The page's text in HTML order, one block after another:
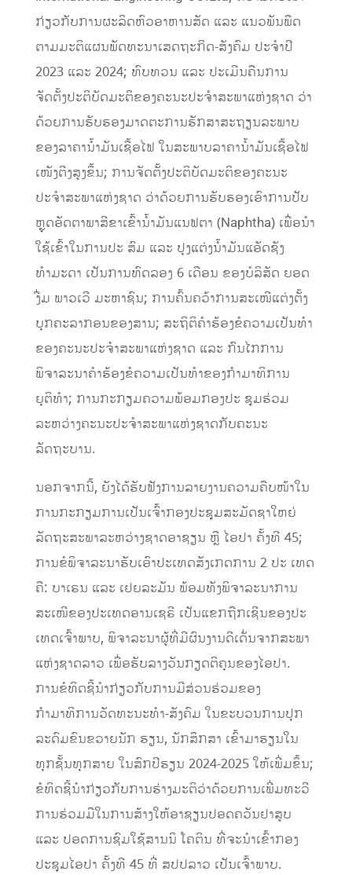
ກ່ຽວກັບການຜະລິດຫົວອາຫານສັດ ແລະ ແນວພັນພືດ
ຕາມມະຕິແຜນພັດທະນາເສດຖະກິດ-ສັງຄົມ ປະຈຳປີ
2023 ແລະ 2024; ທົບທວນ ແລະ ປະເມີນຄືນການ
ຈັດຕັ້ງປະຕິບັດມະຕິຂອງຄະນະປະຈຳສະພາແຫ່ງຊາດ ວ່າ
ດ້ວຍການຮັບຮອງມາດຕະການຮັກສາສະຖຽນລະພາບ
ຂອງລາຄານ້ຳມັນເຊື້ອໄຟ ໃນສະພາບລາຄານ້ຳມັນເຊື້ອໄຟ
ເໜັງຕີງສູງຂຶ້ນ; ການຈັດຕັ້ງປະຕິບັດມະຕິຂອງຄະນະ
ປະຈຳສະພາແຫ່ງຊາດ ວ່າດ້ວຍການຮັບຮອງເອົາການປັບ
ຫຼຸດອັດຕາພາສີຂາເຂົ້ານ້ຳມັນແນຟຕາ (Naphtha) ເພື່ອນຳ
ໃຊ້ເຂົ້າໃນການປະ ສົມ ແລະ ປຸງແຕ່ງນ້ຳມັນແອັດຊັງ
ທຳມະດາ ເປັນການທົດລອງ 6 ເດືອນ ຂອງບໍລິສັດ ຍອດ
ງື່ມ ພາວເວີ ມະຫາຊົນ; ການຄົ້ນຄວ້າການສະເໜີແຕ່ງຕັ້ງ
ບຸກຄະລາກອນຂອງສານ; ສະຖິຕິຄຳຮ້ອງຂໍຄວາມເປັນທຳ
ຂອງຄະນະປະຈຳສະພາແຫ່ງຊາດ ແລະ ກົນໄກການ
ພິຈາລະນາຄຳຮ້ອງຂໍຄວາມເປັນທຳຂອງກຳມາທິການ
ຍຸຕິທຳ; ການກະກຽມຄວາມພ້ອມກອງປະ ຊຸມຮ່ວມ
ລະຫວ່າງຄະນະປະຈຳສະພາແຫ່ງຊາດກັບຄະນະ
ລັດຖະບານ.
ນອກຈາກນີ້, ຍັງໄດ້ຮັບຟັງການລາຍງານຄວາມຄືບໜ້າໃນ
ການກະກຽມການເປັນເຈົ້າກອງປະຊຸມສະມັດຊາໃຫຍ່
ລັດຖະສະພາລະຫວ່າງຊາດອາຊຽນ ຫຼື ໄອປາ ຄັ້ງທີ 45;
ການຂໍພິຈາລະນາຮັບເອົາປະເທດສັງເກດການ 2 ປະ ເທດ
ຄື: ບາເຣນ ແລະ ເຢຍລະມັນ ພ້ອມທັງພິຈາລະນາການ
ສະເໜີຂອງປະເທດອານເຊຣີ ເປັນແຂກຖືກເຊີນຂອງປະ
ເທດເຈົ້າພາບ, ພິຈາລະນາຜູ້ທີ່ມີຜົນງານດີເດັ່ນຈາກສະພາ
ແຫ່ງຊາດລາວ ເພື່ອຮັບລາງວັນກຽດຕິຄຸນຂອງໄອປາ.
ການຂໍທິດຊີ້ນຳກ່ຽວກັບການມີສ່ວນຮ່ວມຂອງ
ກຳມາທິການວັດທະນະທຳ-ສັງຄົມ ໃນຂະບວນການປຸກ
ລະດົມຂົນຂວາຍນັກ ຮຽນ, ນັກສຶກສາ ເຂົ້າມາຮຽນໃນ
ທຸກຊັ້ນທຸກສາຍ ໃນສົກປີຮຽນ 2024-2025 ໃຫ້ເພີ່ມຂຶ້ນ;
ຂໍທິດຊີ້ນຳກ່ຽວກັບການຮ່າງມະຕິວ່າດ້ວຍການເພີ່ມທະວີ
ການຮ່ວມມືໃນການສ້າງໃຫ້ອາຊຽນປອດຄວັນຢາສູບ
ແລະ ປອດການຊົມໃຊ້ສານນິ ໂຄຕິນ ທີ່ຈະນຳເຂົ້າກອງ
ປະຊຸມໄອປາ ຄັ້ງທີ 45 ທີ່ ສປປລາວ ເປັນເຈົ້າພາບ.